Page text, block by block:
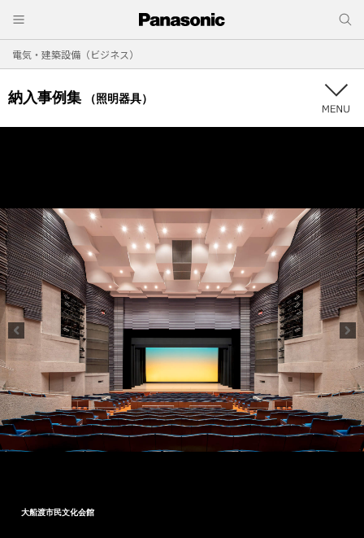
電気・建築設備（ビジネス）
納入事例集 （照明器具）
大船渡市民文化会館